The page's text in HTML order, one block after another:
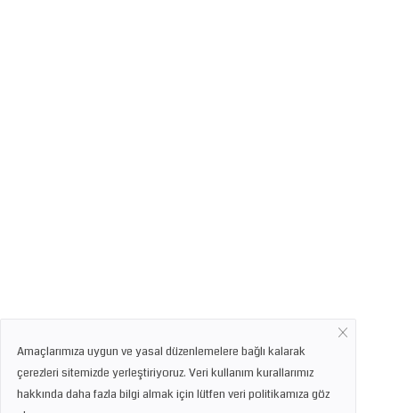
Amaçlarımıza uygun ve yasal düzenlemelere bağlı kalarak
çerezleri sitemizde yerleştiriyoruz. Veri kullanım kurallarımız
hakkında daha fazla bilgi almak için lütfen veri politikamıza göz